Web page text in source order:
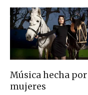
Música hecha por
mujeres